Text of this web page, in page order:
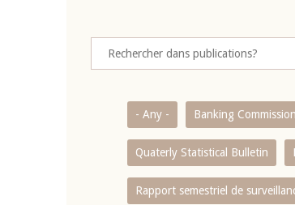
- Any - Banking
Quaterly Statistical Bulletin
Rapport semestriel de